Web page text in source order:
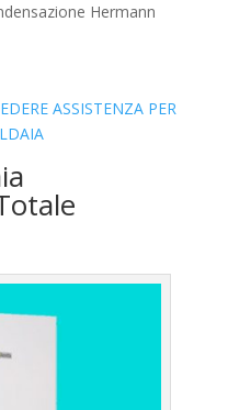
Hermann
ASSISTENZA PER